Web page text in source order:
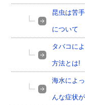
昆虫は苦
について
タバコに
方法とは!
海水によ
んな症状